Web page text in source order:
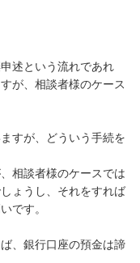
述という流れであれ
が、相談者様のケース
すが、どういう手続を
相談者様のケースでは
ょうし、それをすれば
です。
、銀行口座の預金は諦